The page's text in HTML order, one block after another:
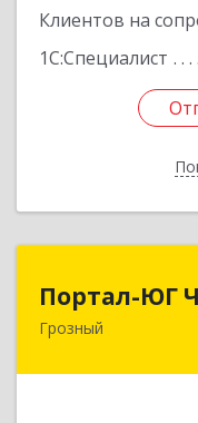
Клиентов на
1С:Специалист
Портал-ЮГ
Грозный
364906,